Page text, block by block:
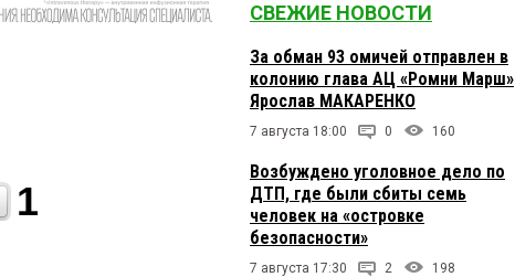
1
СВЕЖИЕ НОВОСТИ
За обман 93 омичей отправлен в
колонию глава АЦ «Ромни Марш»
Ярослав МАКАРЕНКО
7 августа 18:00 0 160
Возбуждено уголовное дело по
ДТП, где были сбиты семь
человек на «островке
безопасности»
7 августа 17:30 2 198